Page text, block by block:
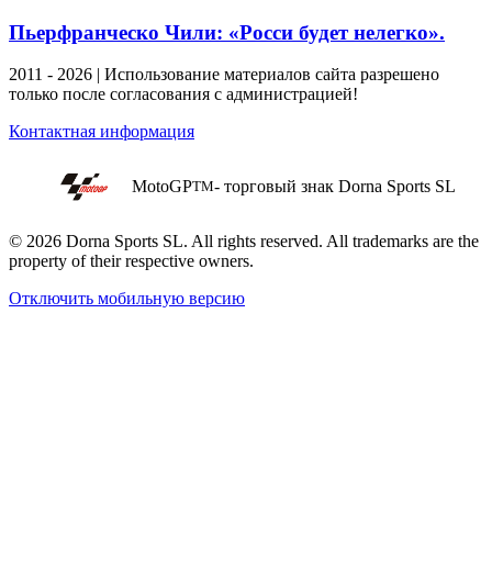
Пьерфранческо Чили: «Росси будет нелегко».
2011 - 2026 | Использование материалов сайта разрешено
только после согласования с администрацией!
Контактная информация
MotoGPTM- торговый знак Dorna Sports SL
© 2026 Dorna Sports SL. All rights reserved. All trademarks are the
property of their respective owners.
Отключить мобильную версию